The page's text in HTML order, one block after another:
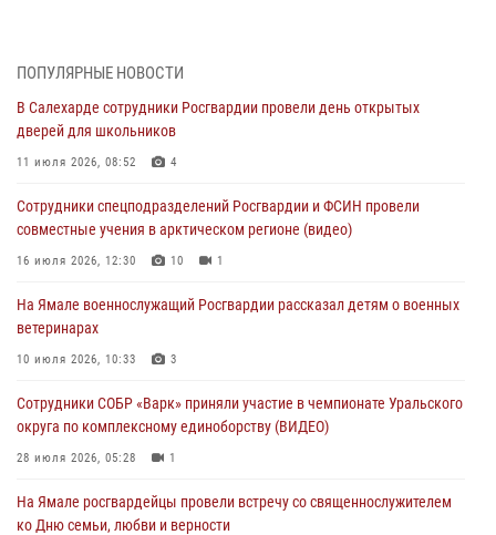
Офицеры спецназа Росгвардии провели практическое занятие для
29 июля 2026, 10:42
В Уральском округе Росгвардии состоялось заседание
29 июля 2026, 10:39
Сотрудники СОБР «Варк» приняли участие в чемпионате Уральского
На Полярном круге Росгвардия обеспечила безопасность турнира
27 июля 2026, 09:04
ПОПУЛЯРНЫЕ НОВОСТИ
В Салехарде сотрудники Росгвардии провели день открытых
дверей для школьников
11 июля 2026, 08:52 4
Сотрудники спецподразделений Росгвардии и ФСИН провели
совместные учения в арктическом регионе (видео)
16 июля 2026, 12:30 10 1
На Ямале военнослужащий Росгвардии рассказал детям о военных
ветеринарах
10 июля 2026, 10:33 3
Сотрудники СОБР «Варк» приняли участие в чемпионате Уральского
округа по комплексному единоборству (ВИДЕО)
28 июля 2026, 05:28 1
На Ямале росгвардейцы провели встречу со священнослужителем
ко Дню семьи, любви и верности